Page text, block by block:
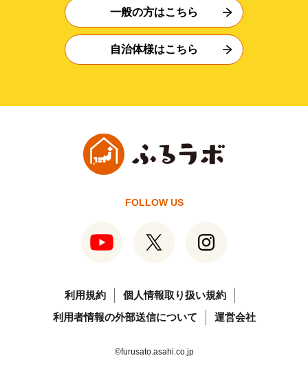
一般の方はこちら
自治体様はこちら
FOLLOW US
利用規約
個人情報取り扱い規約
利用者情報の外部送信について
運営会社
©furusato.asahi.co.jp